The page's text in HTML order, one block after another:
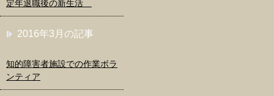
定年退職後の新生活
2016年3月の記事
知的障害者施設での作業ボラ
ンティア